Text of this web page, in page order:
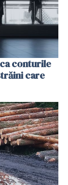
conturile
care